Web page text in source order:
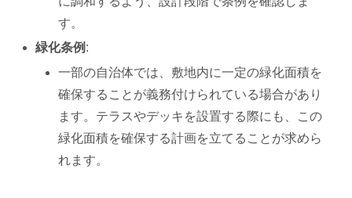
す。
緑化条例 :
一部の自治体では、敷地内に一定の緑化面積を
確保することが義務付けられている場合があり
ます。テラスやデッキを設置する際にも、この
緑化面積を確保する計画を立てることが求めら
れます。